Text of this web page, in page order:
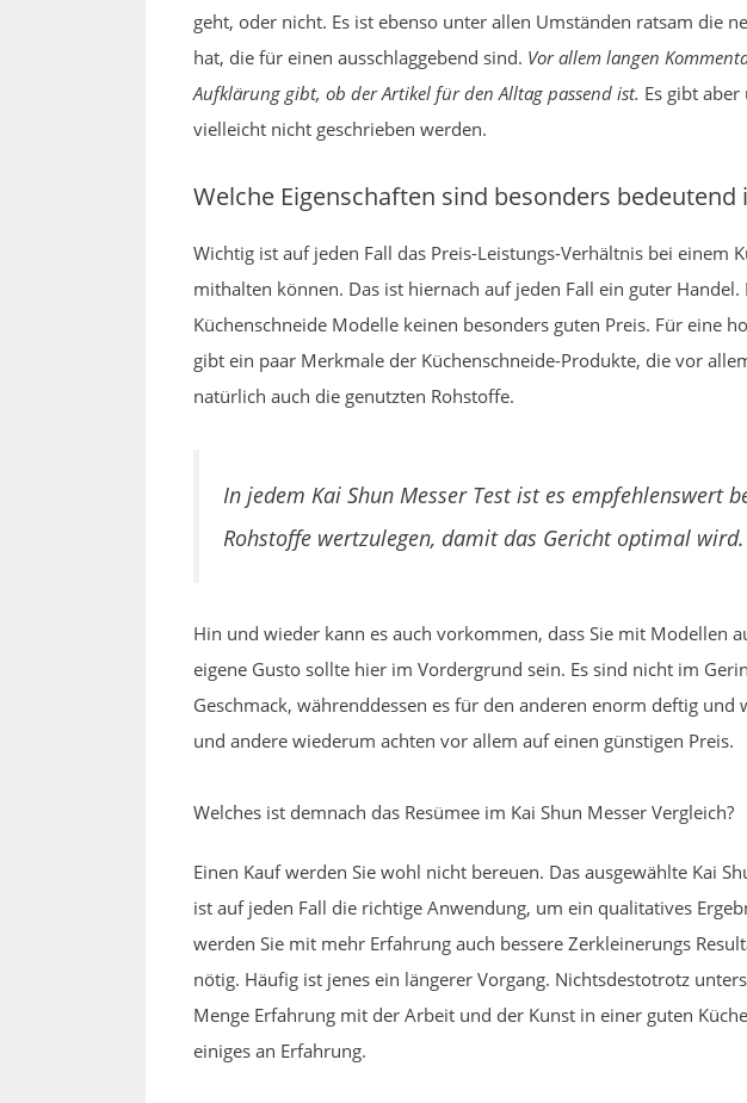
geht, oder nicht. Es ist ebenso unter allen Umständen ratsam die
hat, die für einen ausschlaggebend sind. Vor allem langen
Aufklärung gibt, ob der Artikel für den Alltag passend ist. Es gibt
vielleicht nicht geschrieben werden.
Welche Eigenschaften sind besonders bedeutend
Wichtig ist auf jeden Fall das Preis-Leistungs-Verhältnis bei
mithalten können. Das ist hiernach auf jeden Fall ein guter
Küchenschneide Modelle keinen besonders guten Preis. Für eine
gibt ein paar Merkmale der Küchenschneide-Produkte, die vor
natürlich auch die genutzten Rohstoffe.
In jedem Kai Shun Messer Test ist es empfehlenswert
Rohstoffe wertzulegen, damit das Gericht optimal wird.
Hin und wieder kann es auch vorkommen, dass Sie mit Modellen
eigene Gusto sollte hier im Vordergrund sein. Es sind nicht im
Geschmack, währenddessen es für den anderen enorm deftig
und andere wiederum achten vor allem auf einen günstigen Preis.
Welches ist demnach das Resümee im Kai Shun Messer Vergleich?
Einen Kauf werden Sie wohl nicht bereuen. Das ausgewählte Kai
ist auf jeden Fall die richtige Anwendung, um ein qualitatives
werden Sie mit mehr Erfahrung auch bessere Zerkleinerungs
nötig. Häufig ist jenes ein längerer Vorgang. Nichtsdestotrotz
Menge Erfahrung mit der Arbeit und der Kunst in einer guten
einiges an Erfahrung.